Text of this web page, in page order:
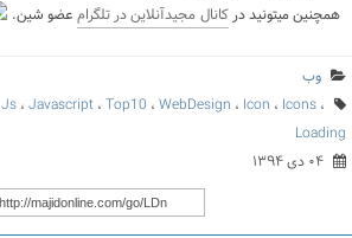
همچنین میتونید درکانال مجیدآنلاین در تلگرام عضو شین.
وب
Js ، Javascript ، Top10 ، WebDesign ، Icon ، Icons ،
Loading
۰۴ دی ۱۳۹۴